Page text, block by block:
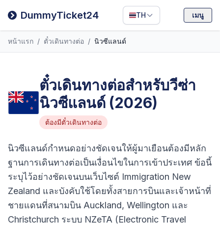
DummyTicket24 TH
Filipino
Deutsch
เมนู
หน้าแรก / ตั๋วเดินทางต่อ / นิวซีแลนด์
ตั๋วเดินทางต่อสำหรับวีซ่า
นิวซีแลนด์ (2026)
ต้องมีตั๋วเดินทางต่อ
นิวซีแลนด์กำหนดอย่างชัดเจนให้ผู้มาเยือนต้องมีหลัก
ฐานการเดินทางต่อเป็นเงื่อนไขในการเข้าประเทศ ข้อนี้
ระบุไว้อย่างชัดเจนบนเว็บไซต์ Immigration New
Zealand และบังคับใช้โดยทั้งสายการบินและเจ้าหน้าที่
ชายแดนที่สนามบิน Auckland, Wellington และ
Christchurch ระบบ NZeTA (Electronic Travel